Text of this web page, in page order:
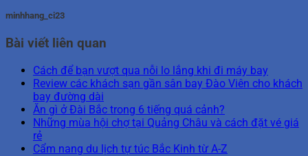
minhhang_ci23
Bài viết liên quan
Cách để bạn vượt qua nỗi lo lắng khi đi máy bay
Review các khách sạn gần sân bay Đào Viên cho khách
bay đường dài
Ăn gì ở Đài Bắc trong 6 tiếng quá cảnh?
Những mùa hội chợ tại Quảng Châu và cách đặt vé giá
rẻ
Cẩm nang du lịch tự túc Bắc Kinh từ A-Z